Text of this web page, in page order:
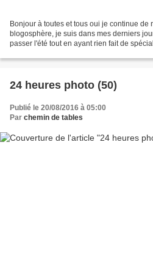
Bonjour à toutes et tous oui je continue de
blogosphère, je suis dans mes derniers
passer l'été tout en ayant rien fait de
24 heures photo (50)
Publié le 20/08/2016 à 05:00
Par chemin de tables